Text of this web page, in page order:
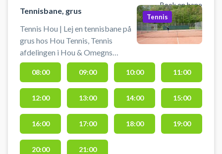
Book en bane
Tennisbane, grus
Tennis Hou | Lej en tennisbane på
grus hos Hou Tennis, Tennis
afdelingen i Hou & Omegns
Idrætsforening (HOIF).
Tennisbaner er beliggende ved
Hou Skole. Book en tennisbane og
spil tennis i Hou på grusbanerne
ved Hou Tennis. Der er gode
parkeringsmuligheder ved hallen
og mulighed for at benytte hallens
bad- og omklædningsfaciliteter,
Tennis
08:00 09:00 10:00 11:00
12:00 13:00 14:00 15:00
16:00 17:00 18:00 19:00
20:00 21:00